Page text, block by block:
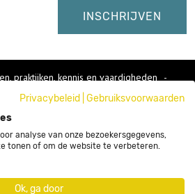
praktijken, kennis en vaardigheden
-
Privacybeleid
Gebruiksvoorwaarden
analyse van onze bezoekersgegevens,
tonen of om de website te verbeteren.
Ok, ga door